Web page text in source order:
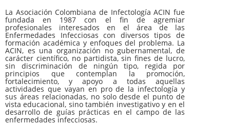
La Asociación Colombiana de Infectología ACIN fue
fundada en 1987 con el fin de agremiar
profesionales interesados en el área de las
Enfermedades Infecciosas con diversos tipos de
formación académica y enfoques del problema. La
ACIN, es una organización no gubernamental, de
carácter científico, no partidista, sin fines de lucro,
sin discriminación de ningún tipo, regida por
principios que contemplan la promoción,
fortalecimiento, y apoyo a todas aquellas
actividades que vayan en pro de la infectología y
sus áreas relacionadas, no solo desde el punto de
vista educacional, sino también investigativo y en el
desarrollo de guías prácticas en el campo de las
enfermedades infecciosas.